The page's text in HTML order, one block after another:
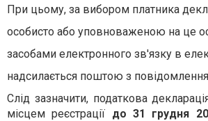
При цьому, за вибором платника
особисто або уповноваженою на це
засобами електронного зв'язку в
надсилається поштою з
Слід зазначити, податкова
місцем реєстрації до 31 грудня